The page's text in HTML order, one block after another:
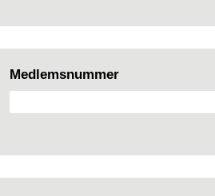
Medlemsnummer